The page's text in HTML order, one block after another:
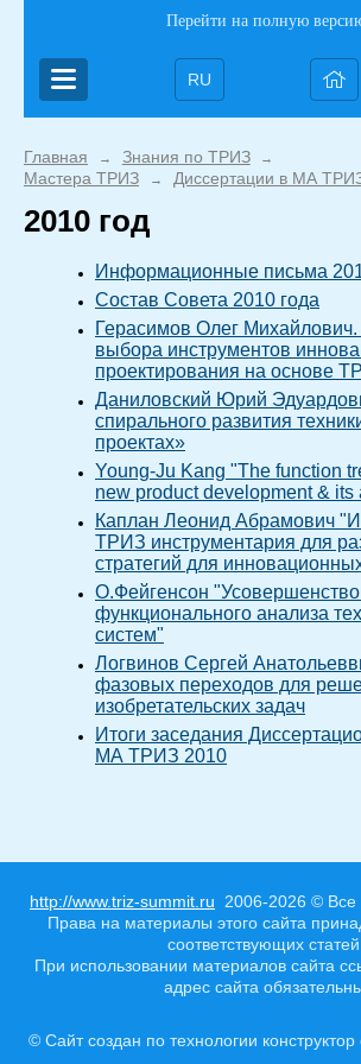
Перейти на полную
RU
Главная → Знания по ТРИЗ →
Мастера ТРИЗ → Диссертации в МА
2010 год
Информационные письма
Состав Совета 2010 года
Герасимов Олег Михайлович.
выбора инструментов
проектирования на основе
Даниловский Юрий
спирального развития
проектах»
Young-Ju Kang "The function
new product development & its
Каплан Леонид Абрамович
ТРИЗ инструментария для
стратегий для
О.Фейгенсон
функционального анализа
систем"
Логвинов Сергей
фазовых переходов для
изобретательских задач
Итоги заседания
МА ТРИЗ 2010
http://www.triz-summit.ru 2006-2026 ©
Права на материалы этого сайта
соответствующих
При использовании материалов сайта
адрес сайта
© Сайт создан по технологии конструктор